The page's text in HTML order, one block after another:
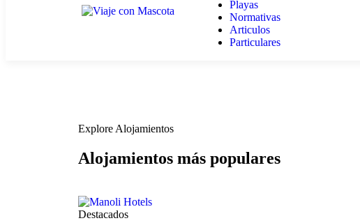
Playas
Normativas
Articulos
Particulares
Explore Alojamientos
Alojamientos más populares
Destacados